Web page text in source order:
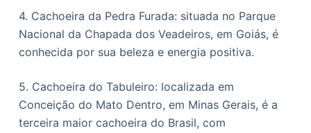
4. Cachoeira da Pedra Furada: situada no Parque
Nacional da Chapada dos Veadeiros, em Goiás, é
conhecida por sua beleza e energia positiva.
5. Cachoeira do Tabuleiro: localizada em
Conceição do Mato Dentro, em Minas Gerais, é a
terceira maior cachoeira do Brasil, com